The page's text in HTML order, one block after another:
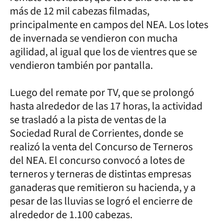
más de 12 mil cabezas filmadas,
principalmente en campos del NEA. Los lotes
de invernada se vendieron con mucha
agilidad, al igual que los de vientres que se
vendieron también por pantalla.
Luego del remate por TV, que se prolongó
hasta alrededor de las 17 horas, la actividad
se trasladó a la pista de ventas de la
Sociedad Rural de Corrientes, donde se
realizó la venta del Concurso de Terneros
del NEA. El concurso convocó a lotes de
terneros y terneras de distintas empresas
ganaderas que remitieron su hacienda, y a
pesar de las lluvias se logró el encierre de
alrededor de 1.100 cabezas.